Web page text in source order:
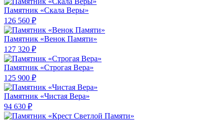
Памятник «Скала Веры»
126 560 ₽
Памятник «Венок Памяти»
127 320 ₽
Памятник «Строгая Вера»
125 900 ₽
Памятник «Чистая Вера»
94 630 ₽